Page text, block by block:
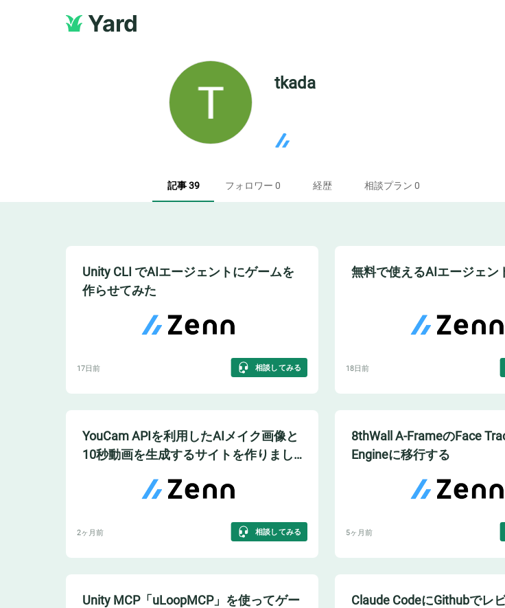
Yard
tkada
記事 39 フォロワー 0 経歴 相談プラン 0
Unity CLI でAIエージェントにゲームを
作らせてみた
17日前 相談してみる
無料で使えるAIエージェン
18日前
YouCam APIを利用したAIメイク画像と
10秒動画を生成するサイトを作りまし
2ヶ月前 相談してみる
8thWall A-FrameのFace
Engineに移行する
5ヶ月前
Unity MCP「uLoopMCP」を使ってゲー
Claude CodeにGithubでレ